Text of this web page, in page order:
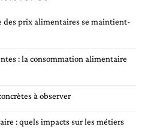
des prix alimentaires se maintient-
: la consommation alimentaire
à observer
: quels impacts sur les métiers